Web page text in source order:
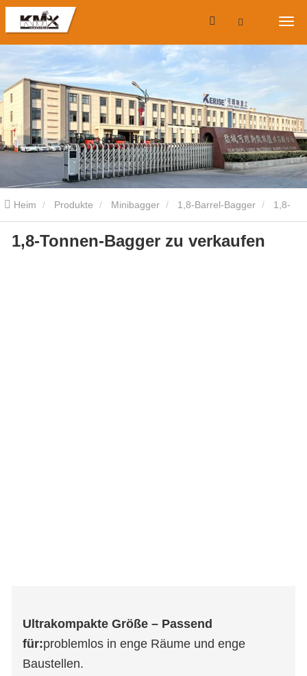
Heim Produkte Minibagger 1,8-Barrel-Bagger
Tonnen-Bagger zu verkaufen
1,8-Tonnen-Bagger zu verkaufen
Ultrakompakte Größe – Passend
für:problemlos in enge Räume und enge
Baustellen.